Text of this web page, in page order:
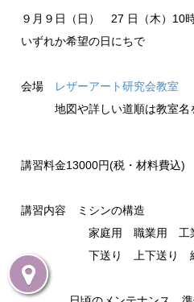
９月９日（日） 27 日（木）10
いずれか希望の日にちで
会場
レザーアート研究会教室
地図や詳しい道順は教室名を
講習料金13000円(税・材料費込)
講習内容 ミシンの構造
家庭用 職業用 工業用
下送り 上下送り 総合